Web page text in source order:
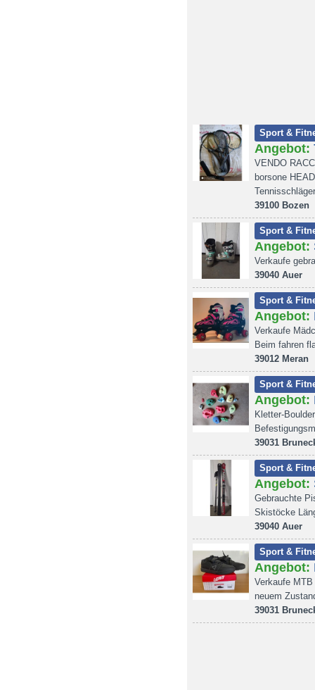
Sport &
Angebot:
VENDO
borsone
39100 Bozen
Sport &
Angebot:
Verkaufe
39040 Auer
Sport &
Angebot:
Verkaufe
Beim fahren
39012 Meran
Sport &
Angebot:
Kletter-
39031
Sport &
Angebot:
Gebrauchte
Skistöcke
39040 Auer
Sport &
Angebot:
Verkaufe
neuem
39031